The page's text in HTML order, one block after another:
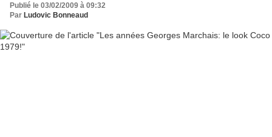
Publié le 03/02/2009 à 09:32
Par Ludovic Bonneaud